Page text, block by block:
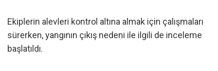
Ekiplerin alevleri kontrol altına almak için çalışmaları
sürerken, yangının çıkış nedeni ile ilgili de inceleme
başlatıldı.